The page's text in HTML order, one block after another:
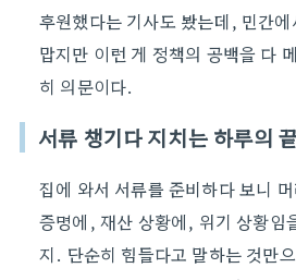
후원했다는 기사도 봤는데, 민간
맙지만 이런 게 정책의 공백을 다
히 의문이다.
서류 챙기다 지치는 하루의
집에 와서 서류를 준비하다 보니
증명에, 재산 상황에, 위기 상황임
지. 단순히 힘들다고 말하는 것만